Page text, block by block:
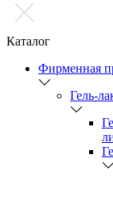
Каталог
Фирменная
Гель-